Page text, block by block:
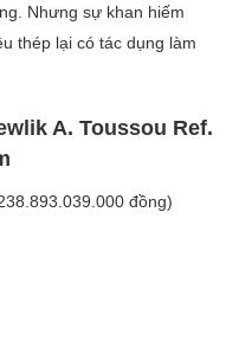
Nhưng sự khan hiếm
thép lại có tác dụng làm
A. Toussou Ref.
đồng)